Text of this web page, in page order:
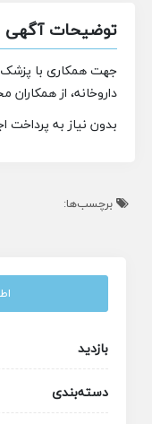
توضیحات آگهی
جهت همکاری با
داروخانه، از
بدون نیاز به
برچسب‌ها:
بازدید
دسته‌بندی